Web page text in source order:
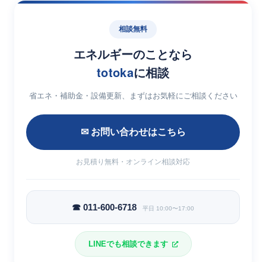
相談無料
エネルギーのことなら
totokaに相談
省エネ・補助金・設備更新、まずはお気軽にご相談ください
✉ お問い合わせはこちら
お見積り無料・オンライン相談対応
☎ 011-600-6718 平日 10:00〜17:00
LINEでも相談できます